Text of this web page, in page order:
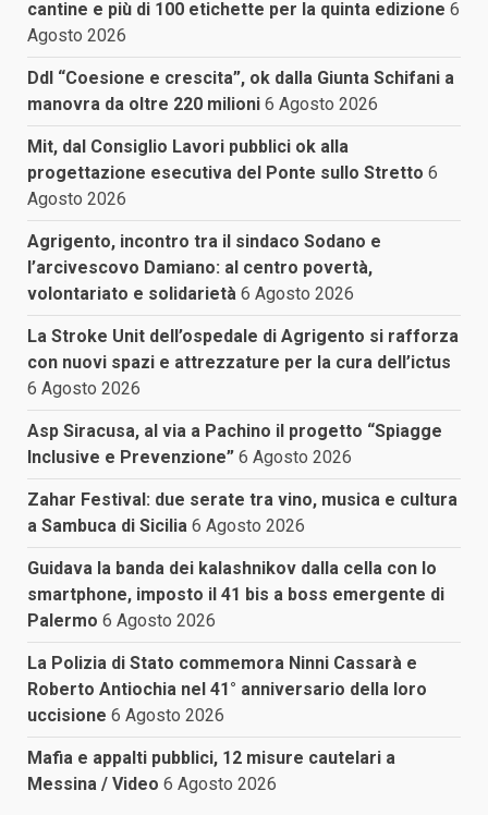
cantine e più di 100 etichette per la quinta edizione 6
Agosto 2026
Ddl “Coesione e crescita”, ok dalla Giunta Schifani a
manovra da oltre 220 milioni 6 Agosto 2026
Mit, dal Consiglio Lavori pubblici ok alla
progettazione esecutiva del Ponte sullo Stretto 6
Agosto 2026
Agrigento, incontro tra il sindaco Sodano e
l’arcivescovo Damiano: al centro povertà,
volontariato e solidarietà 6 Agosto 2026
La Stroke Unit dell’ospedale di Agrigento si rafforza
con nuovi spazi e attrezzature per la cura dell’ictus
6 Agosto 2026
Asp Siracusa, al via a Pachino il progetto “Spiagge
Inclusive e Prevenzione” 6 Agosto 2026
Zahar Festival: due serate tra vino, musica e cultura
a Sambuca di Sicilia 6 Agosto 2026
Guidava la banda dei kalashnikov dalla cella con lo
smartphone, imposto il 41 bis a boss emergente di
Palermo 6 Agosto 2026
La Polizia di Stato commemora Ninni Cassarà e
Roberto Antiochia nel 41° anniversario della loro
uccisione 6 Agosto 2026
Mafia e appalti pubblici, 12 misure cautelari a
Messina / Video 6 Agosto 2026